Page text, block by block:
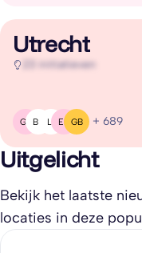
Utrecht
23 initiatieven
GL BG L( EH GB + 689
Uitgelicht
Bekijk het laatste
locaties in deze